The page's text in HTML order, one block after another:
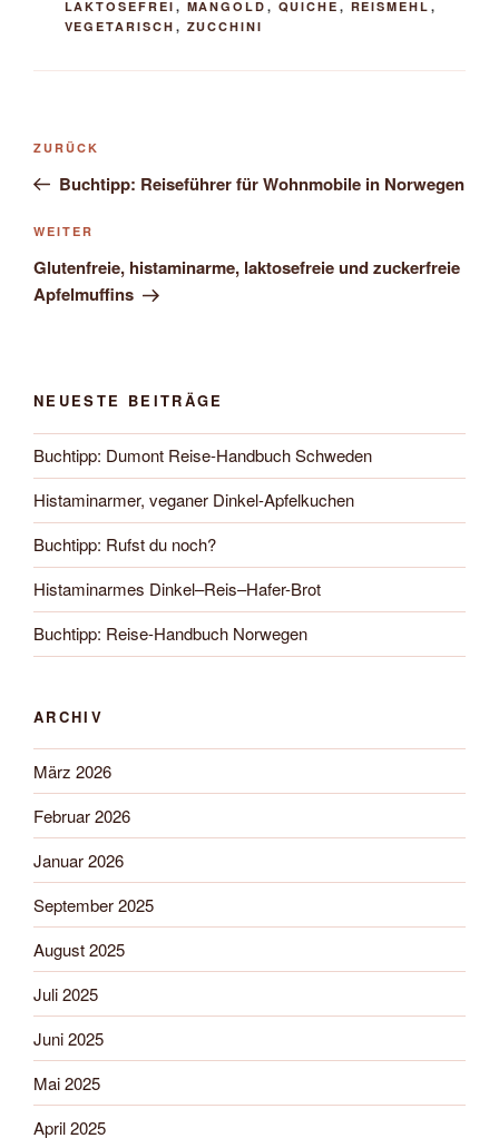
LAKTOSEFREI , MANGOLD , QUICHE , REISMEHL ,
VEGETARISCH , ZUCCHINI
Beitragsnavigation
Vorheriger
Beitrag
ZURÜCK
Buchtipp: Reiseführer für Wohnmobile in Norwegen
Nächster
Beitrag
WEITER
Glutenfreie, histaminarme, laktosefreie und zuckerfreie
Apfelmuffins
NEUESTE BEITRÄGE
Buchtipp: Dumont Reise-Handbuch Schweden
Histaminarmer, veganer Dinkel-Apfelkuchen
Buchtipp: Rufst du noch?
Histaminarmes Dinkel–Reis–Hafer-Brot
Buchtipp: Reise-Handbuch Norwegen
ARCHIV
März 2026
Februar 2026
Januar 2026
September 2025
August 2025
Juli 2025
Juni 2025
Mai 2025
April 2025